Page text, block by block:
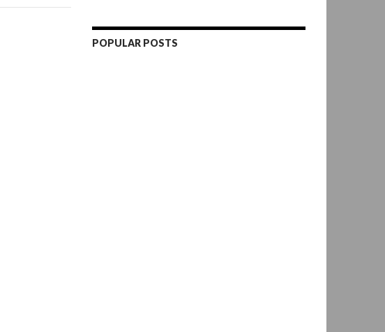
POPULAR POSTS